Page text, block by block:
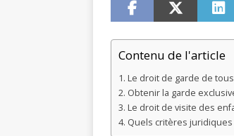
Contenu de l'article
Le droit de garde de
Obtenir la garde
Le droit de visite des
Quels critères